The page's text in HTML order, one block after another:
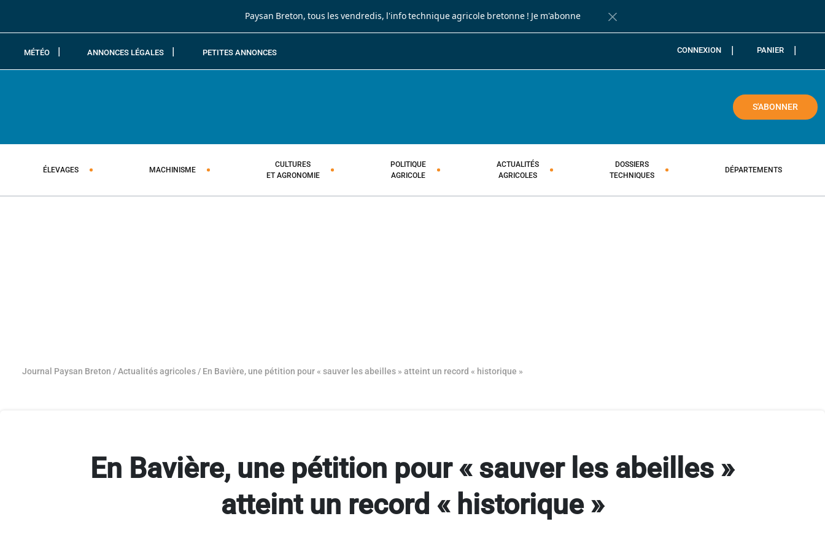
Paysan Breton, tous les vendredis, l'info technique agricole bretonne ! Je m'abonne
Fermer la barre de notification
MÉTÉO ANNONCES LÉGALES PETITES ANNONCES CONNEXION PANIER
S'ABONNER
ÉLEVAGES MACHINISME
CULTURES
ET AGRONOMIE
POLITIQUE
AGRICOLE
ACTUALITÉS
AGRICOLES
DOSSIERS
TECHNIQUES
DÉPARTEMENTS
Journal Paysan Breton /Actualités agricoles/ En Bavière, une pétition pour « sauver les abeilles » atteint un record « historique »
En Bavière, une pétition pour « sauver les abeilles »
atteint un record « historique »